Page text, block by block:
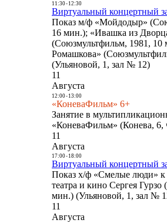
11:30- 12:30
Виртуальный концертный
Показ м/ф «Мойдодыр»
16 мин.); «Ивашка из
(Союзмультфильм, 1981, 10
Ромашкова»
(Ульяновой, 1, зал № 12)
11
Августа
12:00- 13:00
«КоневаФильм» 6+
Занятие в
«КоневаФильм» (Конева, 6,
11
Августа
17:00- 18:00
Виртуальный концертный
Показ х/ф «Смелые люди» к
театра и кино Сергея
мин.) (Ульяновой, 1, зал №
11
Августа